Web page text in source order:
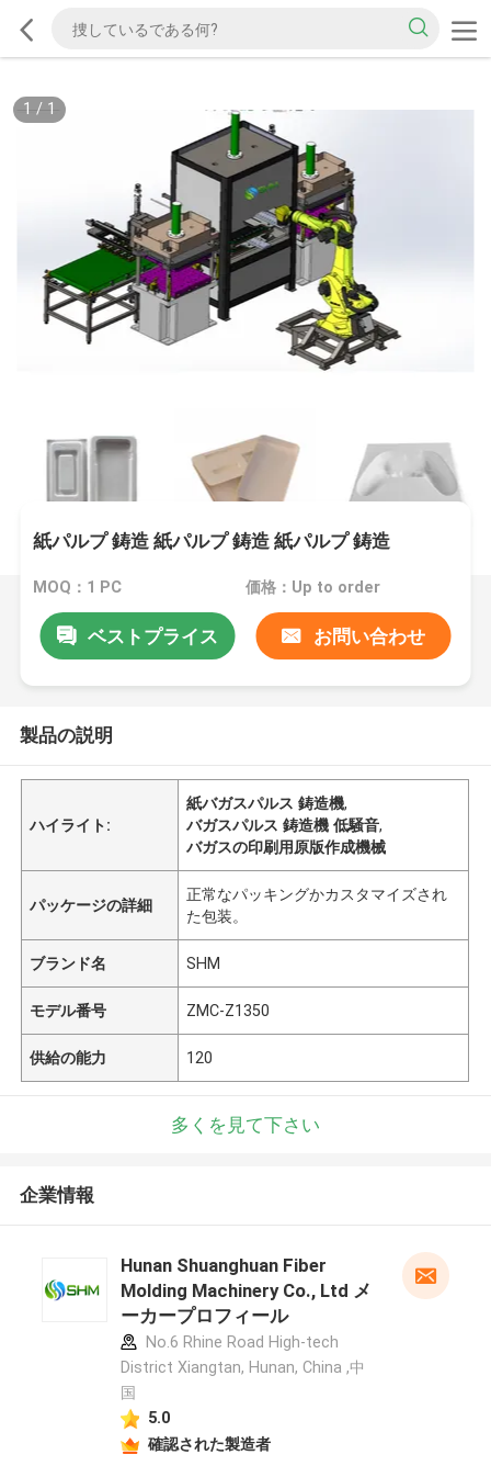
1 / 1
紙パルプ 鋳造 紙パルプ 鋳造 紙パルプ 鋳造
MOQ：1 PC 価格：Up to order
ベストプライス お問い合わせ
製品の説明
ハイライト:
紙バガスパルス 鋳造機,
バガスパルス 鋳造機 低騒音,
バガスの印刷用原版作成機械
パッケージの詳細
正常なパッキングかカスタマイズされ
た包装。
ブランド名 SHM
モデル番号 ZMC-Z1350
供給の能力 120
多くを見て下さい
企業情報
Hunan Shuanghuan Fiber
Molding Machinery Co., Ltd メ
ーカープロフィール
No.6 Rhine Road High-tech
District Xiangtan, Hunan, China ,中
国
5.0
確認された製造者